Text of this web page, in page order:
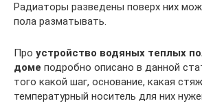
Радиаторы разведены поверх них
пола разматывать.
Про устройство водяных теплых
доме подробно описано в данной
того какой шаг, основание, какая
температурный носитель для них